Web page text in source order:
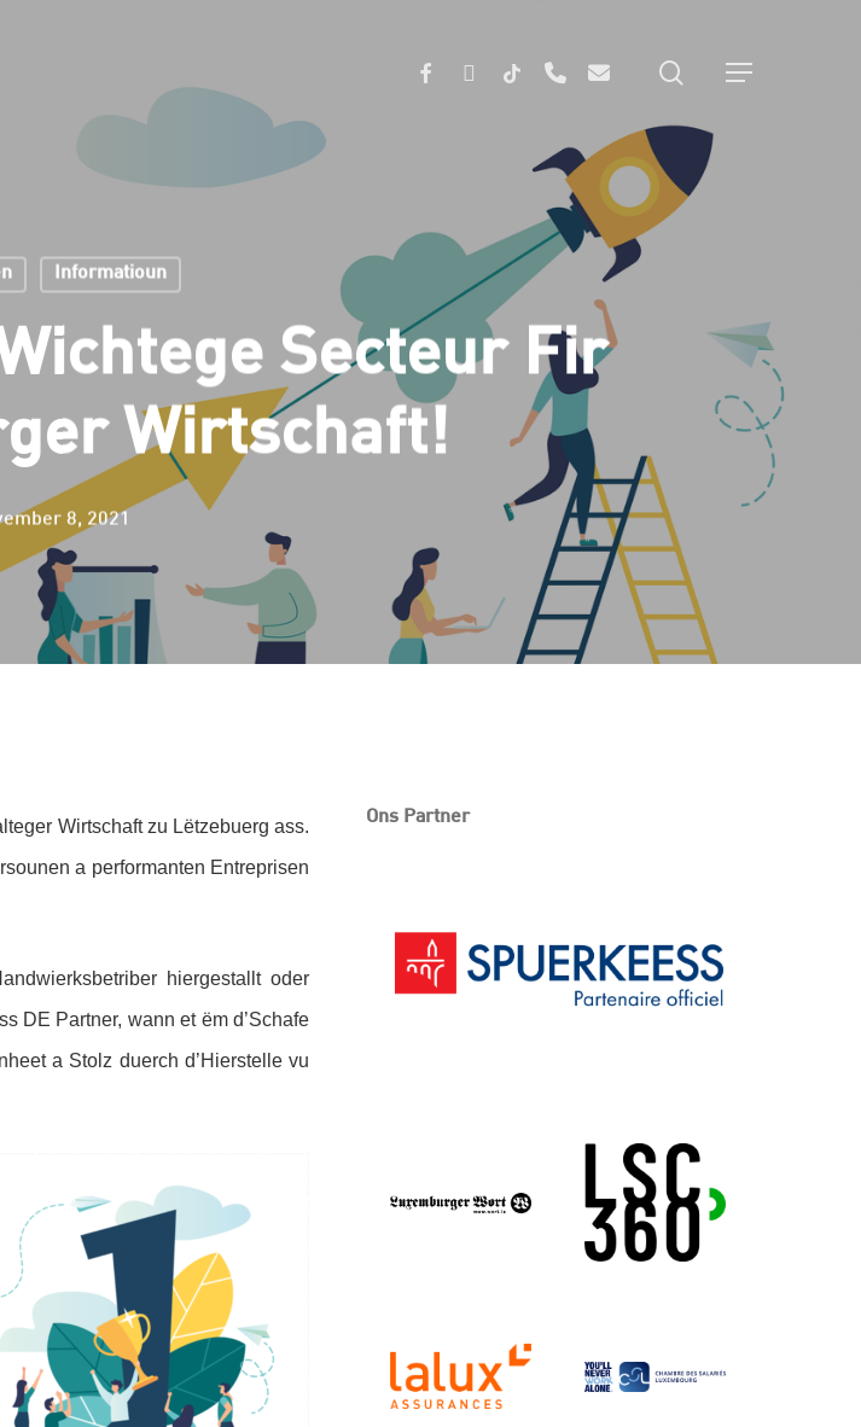
Menu
search
FACEBOOK
INSTAGRAM
TIKTOKPHONEEMAIL
Informatioun
Secteur Fir
Wirtschaft!
8, 2021
Wirtschaft zu Lëtzebuerg ass.
a performanten Entreprisen
hiergestallt oder
DE Partner, wann et ëm d’Schafe
a Stolz duerch d’Hierstelle vu
Ons Partner